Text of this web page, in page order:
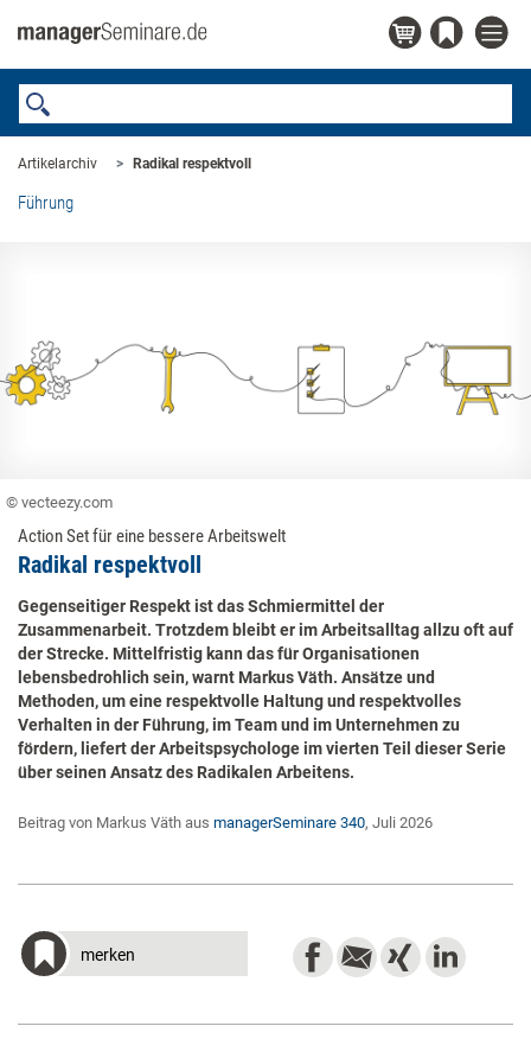
Artikelarchiv Radikal respektvoll
Führung
© vecteezy.com
Action Set für eine bessere Arbeitswelt
Radikal respektvoll
Gegenseitiger Respekt ist das Schmiermittel der
Zusammenarbeit. Trotzdem bleibt er im Arbeitsalltag allzu oft auf
der Strecke. Mittelfristig kann das für Organisationen
lebensbedrohlich sein, warnt Markus Väth. Ansätze und
Methoden, um eine respektvolle Haltung und respektvolles
Verhalten in der Führung, im Team und im Unternehmen zu
fördern, liefert der Arbeitspsychologe im vierten Teil dieser Serie
über seinen Ansatz des Radikalen Arbeitens.
Beitrag von Markus Väth aus managerSeminare 340, Juli 2026
merken